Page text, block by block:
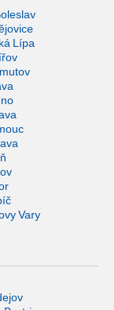
Lípa
Vary